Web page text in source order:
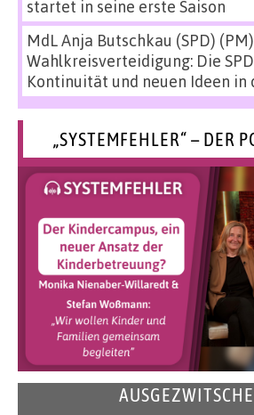
startet in seine erste Saison
MdL Anja Butschkau (SPD) (PM)
Wahlkreisverteidigung: Die
Kontinuität und neuen Ideen in
„SYSTEMFEHLER“ – DER